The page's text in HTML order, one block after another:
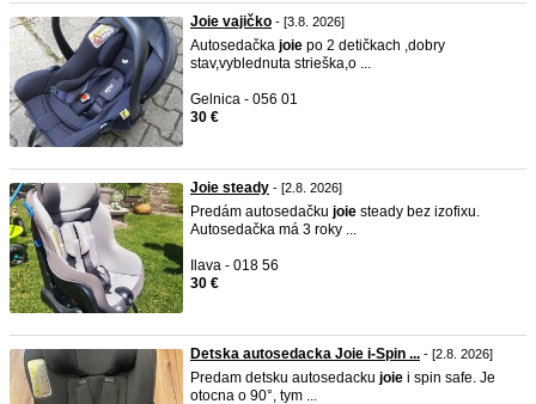
Joie vajičko - [3.8. 2026]
Autosedačka joie po 2 detičkach ,dobry
stav,vyblednuta strieška,o ...
Gelnica - 056 01
30 €
Joie steady - [2.8. 2026]
Predám autosedačku joie steady bez izofixu.
Autosedačka má 3 roky ...
Ilava - 018 56
30 €
Detska autosedacka Joie i-Spin ... - [2.8. 2026]
Predam detsku autosedacku joie i spin safe. Je
otocna o 90°, tym ...